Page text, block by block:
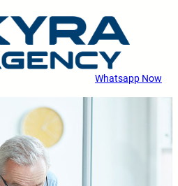
Whatsapp Now